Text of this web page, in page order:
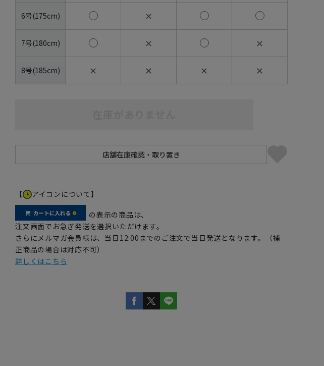
6号(175cm) ✕
7号(180cm) ✕ ✕
8号(185cm) ✕ ✕ ✕ ✕
【 アイコンについて】
の表示の商品は、
注文画面でお急ぎ発送を選択いただけます。
さらにメルマガ会員様は、当日12:00までのご注文で当日発送となります。（補
正商品の場合は対応不可）
詳しくはこちら